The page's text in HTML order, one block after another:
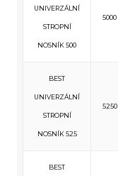
UNIVERZÁLNÍ
STROPNÍ
NOSNÍK 500
5000
BEST
UNIVERZÁLNÍ
STROPNÍ
NOSNÍK 525
5250
BEST